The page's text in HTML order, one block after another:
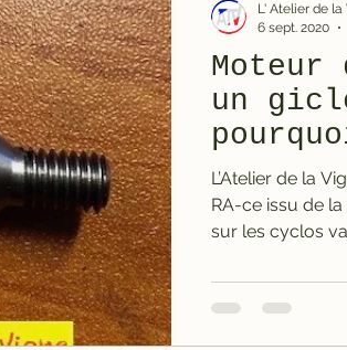
Moteur
un
L’Atelier de la
RA-ce issu de la compétition. Ce modèle a été monté
sur les cyclos
L' Atelier de
6 sept. 2020